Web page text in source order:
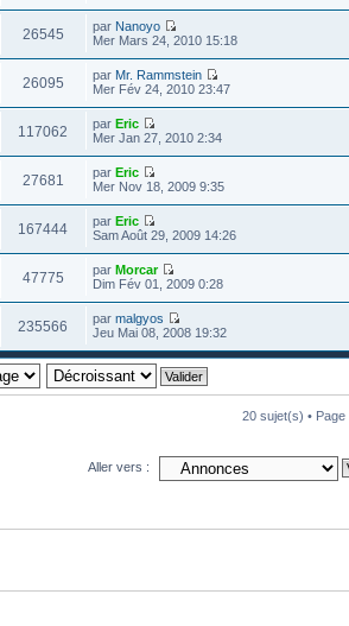
26545 par Nanoyo
Mer Mars 24, 2010 15:18
26095 par Mr. Rammstein
Mer Fév 24, 2010 23:47
117062 par Eric
Mer Jan 27, 2010 2:34
27681 par Eric
Mer Nov 18, 2009 9:35
167444 par Eric
Sam Août 29, 2009 14:26
47775 par Morcar
Dim Fév 01, 2009 0:28
235566 par malgyos
Jeu Mai 08, 2008 19:32
20 sujet(s) • Page
Aller vers :